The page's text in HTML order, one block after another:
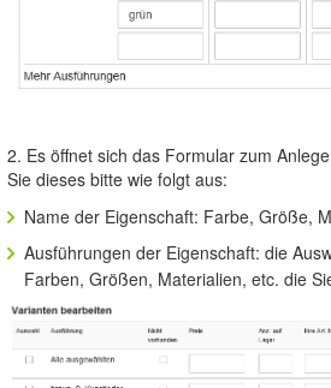
2. Es öffnet sich das Formular zum
Sie dieses bitte wie folgt aus:
Name der Eigenschaft: Farbe, Größe,
Ausführungen der Eigenschaft: die
Farben, Größen, Materialien, etc. die